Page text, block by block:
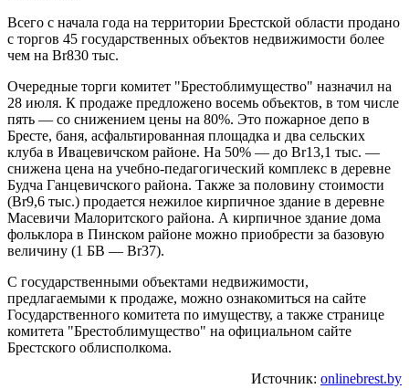
Всего с начала года на территории Брестской области продано
с торгов 45 государственных объектов недвижимости более
чем на Br830 тыс.
Очередные торги комитет "Брестоблимущество" назначил на
28 июля. К продаже предложено восемь объектов, в том числе
пять — со снижением цены на 80%. Это пожарное депо в
Бресте, баня, асфальтированная площадка и два сельских
клуба в Ивацевичском районе. На 50% — до Br13,1 тыс. —
снижена цена на учебно-педагогический комплекс в деревне
Будча Ганцевичского района. Также за половину стоимости
(Br9,6 тыс.) продается нежилое кирпичное здание в деревне
Масевичи Малоритского района. А кирпичное здание дома
фольклора в Пинском районе можно приобрести за базовую
величину (1 БВ — Br37).
С государственными объектами недвижимости,
предлагаемыми к продаже, можно ознакомиться на сайте
Государственного комитета по имуществу, а также странице
комитета "Брестоблимущество" на официальном сайте
Брестского облисполкома.
Источник: onlinebrest.by